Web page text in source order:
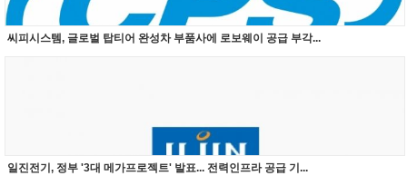
씨피시스템, 글로벌 탑티어 완성차 부품사에 로보웨이 공급 부각...
일진전기, 정부 '3대 메가프로젝트' 발표... 전력인프라 공급 기...